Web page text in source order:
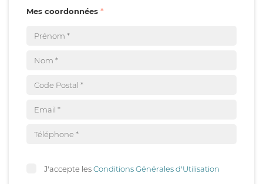
Mes coordonnées
J'accepte lesConditions Générales d'Utilisation